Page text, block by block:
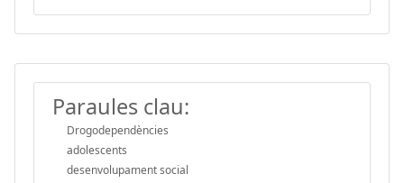
Paraules clau:
Drogodependències
adolescents
desenvolupament social